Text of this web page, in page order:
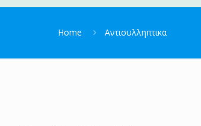
Home Αντισυλληπτικα